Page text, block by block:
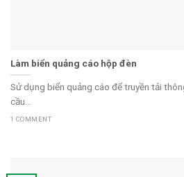
Làm biển quảng cáo hộp đèn
Sử dụng biển quảng cáo để truyền tải
cầu...
1 COMMENT